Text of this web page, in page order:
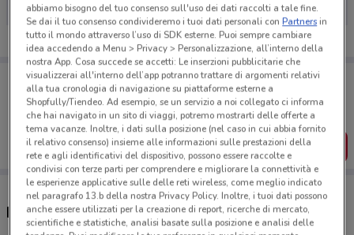
Porta DoveConviene sempre con te!
Puoi trovare le migliori offerte dei negozi vicino a te,
salvarle e creare la tua lista del risparmio, comodamente
dal tuo cellulare.
SCARICA L’APP
Negozi Fao Schwarz a Casatenovo
abbiamo bisogno del tuo consenso sull'uso dei dati raccolti a tale fine.
Se dai il tuo consenso condivideremo i tuoi dati personali conPartnersin
tutto il mondo attraverso l’uso di SDK esterne. Puoi sempre cambiare
idea accedendo a Menu > Privacy > Personalizzazione, all’interno della
nostra App. Cosa succede se accetti: Le inserzioni pubblicitarie che
visualizzerai all'interno dell’app potranno trattare di argomenti relativi
alla tua cronologia di navigazione su piattaforme esterne a
Shopfully/Tiendeo. Ad esempio, se un servizio a noi collegato ci informa
che hai navigato in un sito di viaggi, potremo mostrarti delle offerte a
tema vacanze. Inoltre, i dati sulla posizione (nel caso in cui abbia fornito
il relativo consenso) insieme alle informazioni sulle prestazioni della
rete e agli identificativi del dispositivo, possono essere raccolte e
condivisi con terze parti per comprendere e migliorare la connettività e
le esperienze applicative sulle delle reti wireless, come meglio indicato
nel paragrafo 13.b della nostra Privacy Policy. Inoltre, i tuoi dati possono
anche essere utilizzati per la creazione di report, ricerche di mercato,
scientifiche e statistiche, analisi basate sulla posizione e analisi delle